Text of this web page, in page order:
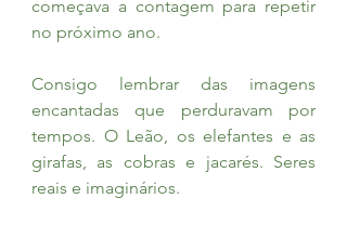
começava a contagem para repetir
no próximo ano.
Consigo lembrar das imagens
encantadas que perduravam por
tempos. O Leão, os elefantes e as
girafas, as cobras e jacarés. Seres
reais e imaginários.